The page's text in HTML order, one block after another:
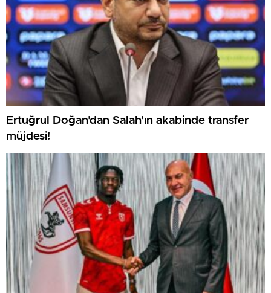
Ertuğrul Doğan’dan Salah’ın akabinde transfer
müjdesi!